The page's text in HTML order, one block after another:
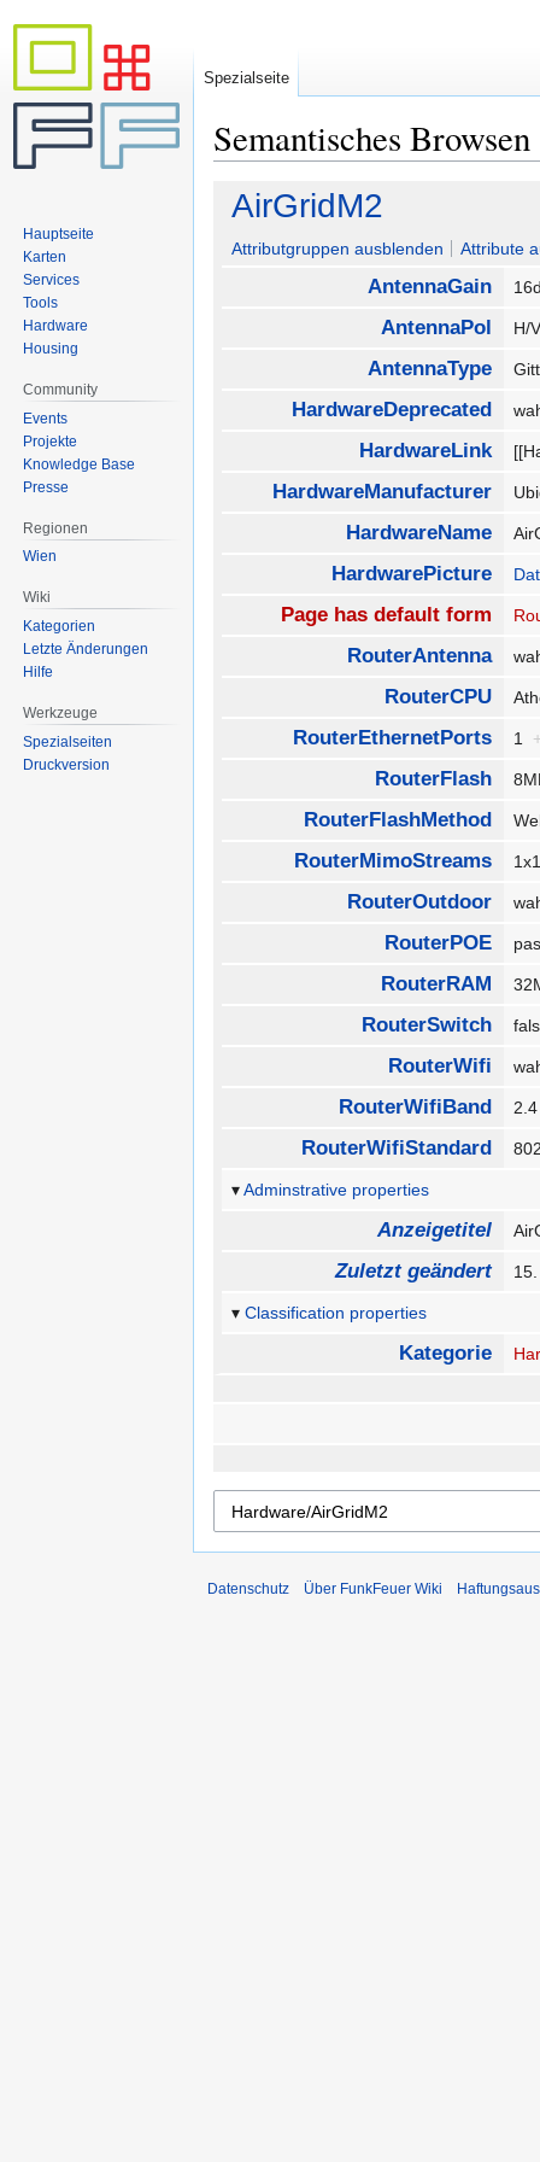
Semantisches Browsen
Navigation
springen
Suche
springen
AirGridM2
Attributgruppen ausblenden Attribute
AntennaGain
AntennaPol H/
AntennaType
HardwareDeprecated
HardwareLink
HardwareManufacturer
HardwareName
HardwarePicture
Page has default form
RouterAntenna
RouterCPU
RouterEthernetPorts 1
RouterFlash
RouterFlashMethod
RouterMimoStreams
RouterOutdoor
RouterPOE
RouterRAM
RouterSwitch
RouterWifi
RouterWifiBand
RouterWifiStandard
Adminstrative properties
Anzeigetitel
Zuletzt geändert
Classification properties
Kategorie
Spezialseite
Hauptseite
Karten
Services
Tools
Hardware
Housing
Community
Events
Projekte
Knowledge Base
Presse
Regionen
Wien
Wiki
Kategorien
Letzte Änderungen
Hilfe
Werkzeuge
Spezialseiten
Druckversion
Datenschutz Über FunkFeuer Wiki